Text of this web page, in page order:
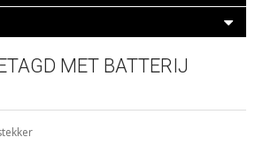
MET BATTERIJ